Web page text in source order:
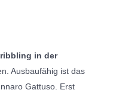
in der
Ausbaufähig ist das
Gattuso. Erst